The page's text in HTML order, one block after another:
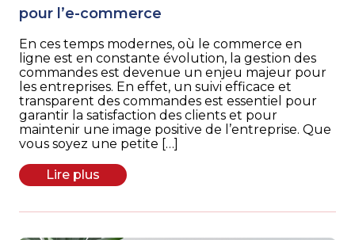
pour l’e-commerce
En ces temps modernes, où le commerce en
ligne est en constante évolution, la gestion des
commandes est devenue un enjeu majeur pour
les entreprises. En effet, un suivi efficace et
transparent des commandes est essentiel pour
garantir la satisfaction des clients et pour
maintenir une image positive de l’entreprise. Que
vous soyez une petite […]
Lire plus